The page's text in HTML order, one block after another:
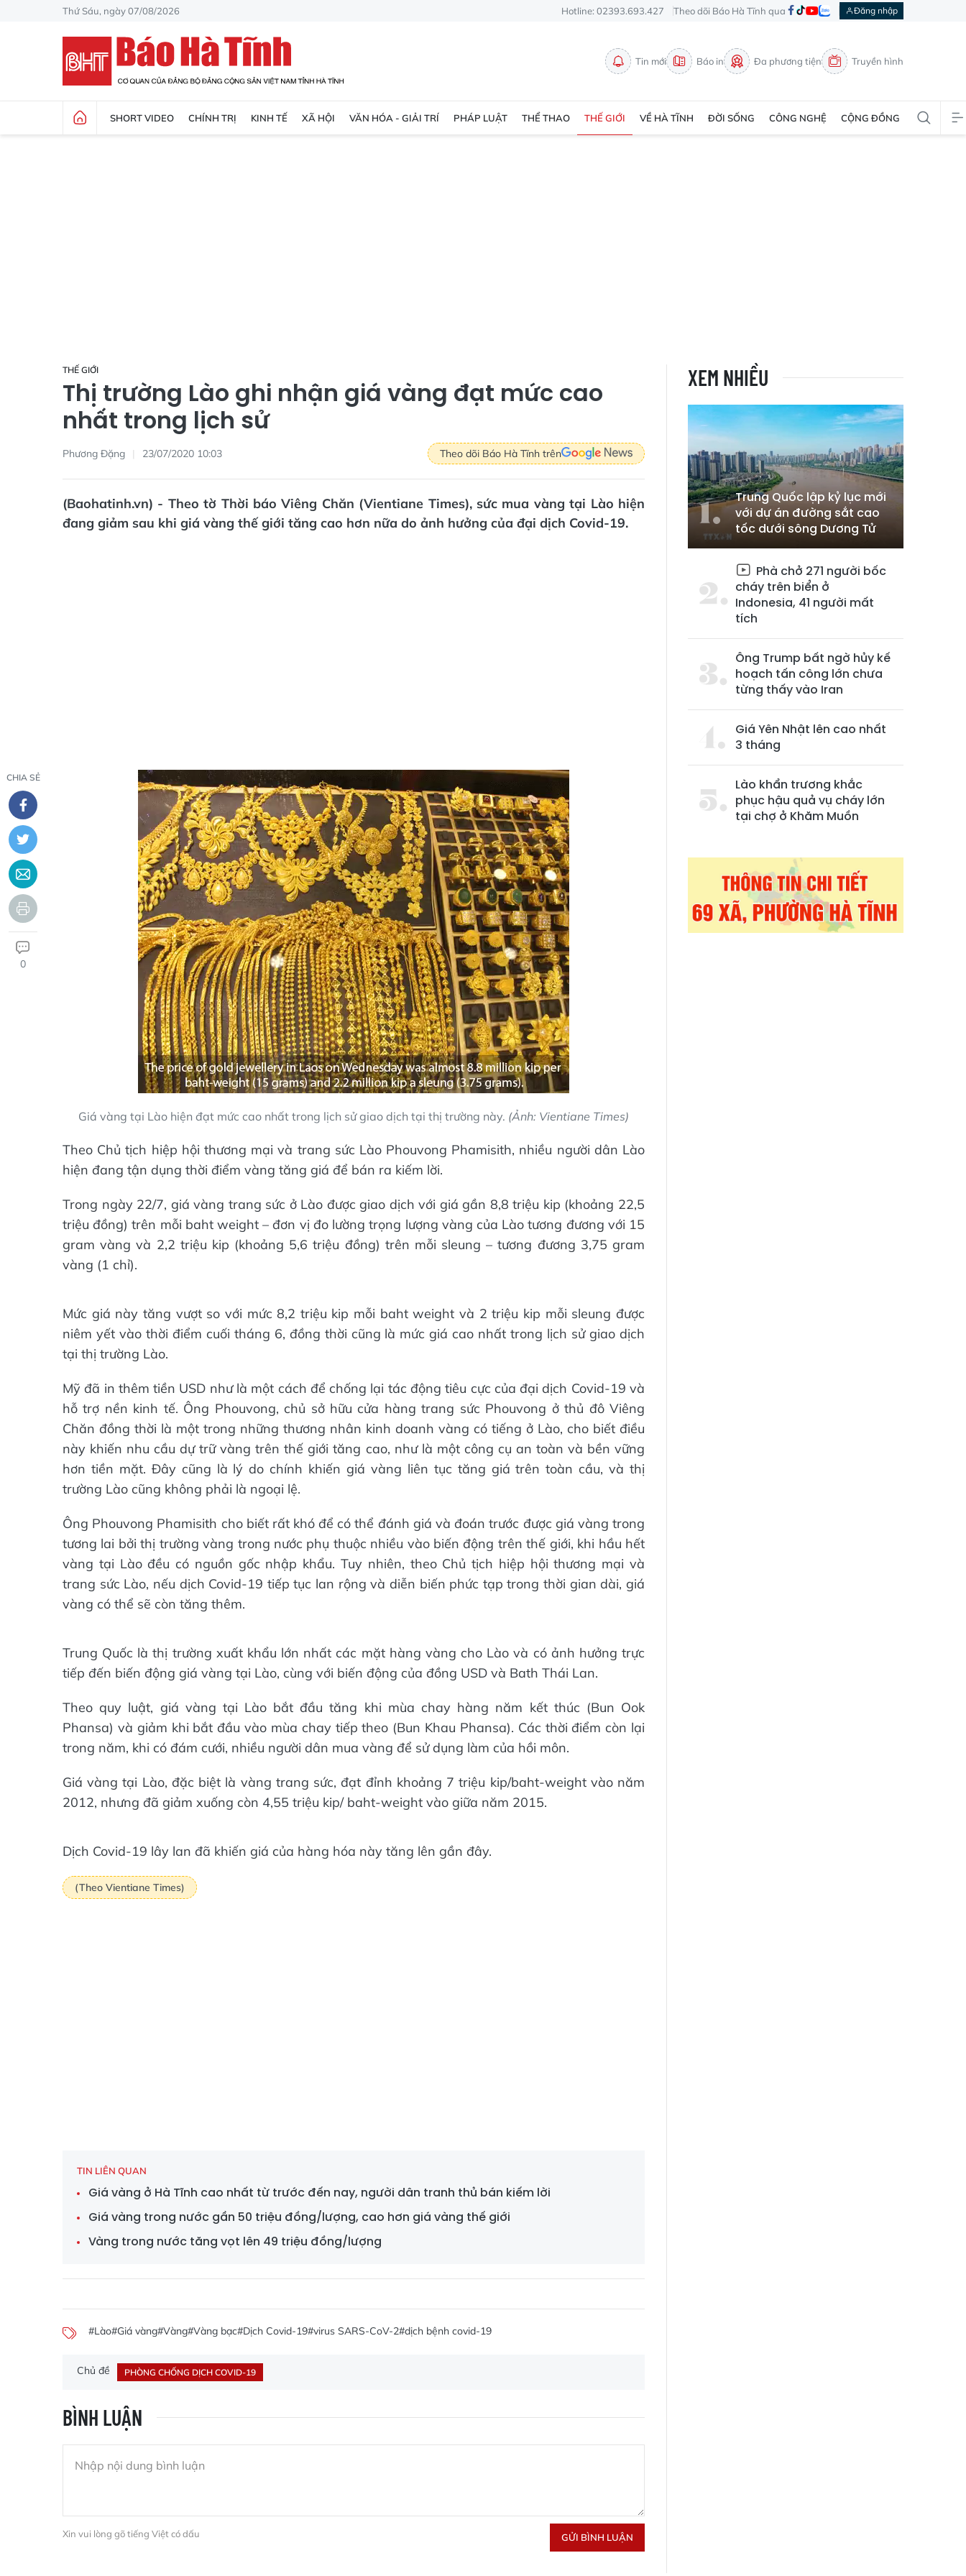
Thứ Sáu, ngày 07/08/2026 Hotline: 02393.693.427 Theo dõi Báo Hà Tĩnh qua Đăng nhập
Tin mới Báo in Đa phương tiện Truyền hình
SHORT VIDEO CHÍNH TRỊ KINH TẾ XÃ HỘI VĂN HÓA - GIẢI TRÍ PHÁP LUẬT THỂ THAO THẾ GIỚI VỀ HÀ TĨNH ĐỜI SỐNG CÔNG NGHỆ CỘNG ĐỒNG
THẾ GIỚI
Thị trường Lào ghi nhận giá vàng đạt mức cao
nhất trong lịch sử
Phương Đặng 23/07/2020 10:03 Theo dõi Báo Hà Tĩnh trên
(Baohatinh.vn) - Theo tờ Thời báo Viêng Chăn (Vientiane Times), sức mua vàng tại Lào hiện
đang giảm sau khi giá vàng thế giới tăng cao hơn nữa do ảnh hưởng của đại dịch Covid-19.
CHIA SẺ
0
Giá vàng tại Lào hiện đạt mức cao nhất trong lịch sử giao dịch tại thị trường này. (Ảnh: Vientiane Times)
Theo Chủ tịch hiệp hội thương mại và trang sức Lào Phouvong Phamisith, nhiều người dân Lào
hiện đang tận dụng thời điểm vàng tăng giá để bán ra kiếm lời.
Trong ngày 22/7, giá vàng trang sức ở Lào được giao dịch với giá gần 8,8 triệu kip (khoảng 22,5
triệu đồng) trên mỗi baht weight – đơn vị đo lường trọng lượng vàng của Lào tương đương với 15
gram vàng và 2,2 triệu kip (khoảng 5,6 triệu đồng) trên mỗi sleung – tương đương 3,75 gram
vàng (1 chỉ).
Mức giá này tăng vượt so với mức 8,2 triệu kip mỗi baht weight và 2 triệu kip mỗi sleung được
niêm yết vào thời điểm cuối tháng 6, đồng thời cũng là mức giá cao nhất trong lịch sử giao dịch
tại thị trường Lào.
Mỹ đã in thêm tiền USD như là một cách để chống lại tác động tiêu cực của đại dịch Covid-19 và
hỗ trợ nền kinh tế. Ông Phouvong, chủ sở hữu cửa hàng trang sức Phouvong ở thủ đô Viêng
Chăn đồng thời là một trong những thương nhân kinh doanh vàng có tiếng ở Lào, cho biết điều
này khiến nhu cầu dự trữ vàng trên thế giới tăng cao, như là một công cụ an toàn và bền vững
hơn tiền mặt. Đây cũng là lý do chính khiến giá vàng liên tục tăng giá trên toàn cầu, và thị
trường Lào cũng không phải là ngoại lệ.
Ông Phouvong Phamisith cho biết rất khó để có thể đánh giá và đoán trước được giá vàng trong
tương lai bởi thị trường vàng trong nước phụ thuộc nhiều vào biến động trên thế giới, khi hầu hết
vàng tại Lào đều có nguồn gốc nhập khẩu. Tuy nhiên, theo Chủ tịch hiệp hội thương mại và
trang sức Lào, nếu dịch Covid-19 tiếp tục lan rộng và diễn biến phức tạp trong thời gian dài, giá
vàng có thể sẽ còn tăng thêm.
Trung Quốc là thị trường xuất khẩu lớn nhất các mặt hàng vàng cho Lào và có ảnh hưởng trực
tiếp đến biến động giá vàng tại Lào, cùng với biến động của đồng USD và Bath Thái Lan.
Theo quy luật, giá vàng tại Lào bắt đầu tăng khi mùa chay hàng năm kết thúc (Bun Ook
Phansa) và giảm khi bắt đầu vào mùa chay tiếp theo (Bun Khau Phansa). Các thời điểm còn lại
trong năm, khi có đám cưới, nhiều người dân mua vàng để sử dụng làm của hồi môn.
Giá vàng tại Lào, đặc biệt là vàng trang sức, đạt đỉnh khoảng 7 triệu kip/baht-weight vào năm
2012, nhưng đã giảm xuống còn 4,55 triệu kip/ baht-weight vào giữa năm 2015.
Dịch Covid-19 lây lan đã khiến giá của hàng hóa này tăng lên gần đây.
(Theo Vientiane Times)
TIN LIÊN QUAN
Giá vàng ở Hà Tĩnh cao nhất từ trước đến nay, người dân tranh thủ bán kiếm lời
Giá vàng trong nước gần 50 triệu đồng/lượng, cao hơn giá vàng thế giới
Vàng trong nước tăng vọt lên 49 triệu đồng/lượng
#Lào#Giá vàng#Vàng#Vàng bạc#Dịch Covid-19#virus SARS-CoV-2#dịch bệnh covid-19
Chủ đề PHÒNG CHỐNG DỊCH COVID-19
BÌNH LUẬN
Xin vui lòng gõ tiếng Việt có dấu GỬI BÌNH LUẬN
XEM NHIỀU
Trung Quốc lập kỷ lục mới
với dự án đường sắt cao
tốc dưới sông Dương Tử
Phà chở 271 người bốc
cháy trên biển ở
Indonesia, 41 người mất
tích
Ông Trump bất ngờ hủy kế
hoạch tấn công lớn chưa
từng thấy vào Iran
Giá Yên Nhật lên cao nhất
3 tháng
Lào khẩn trương khắc
phục hậu quả vụ cháy lớn
tại chợ ở Khăm Muồn